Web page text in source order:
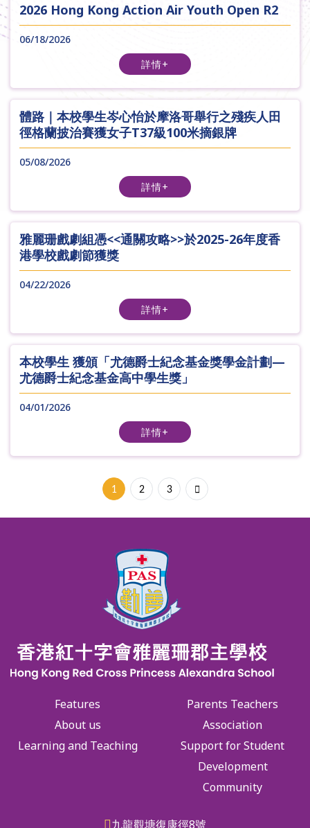
2026 Hong Kong Action Air Youth Open R2
06/18/2026
詳情+
體路｜本校學生岑心怡於摩洛哥舉行之殘疾人田
徑格蘭披治賽獲女子T37級100米摘銀牌
05/08/2026
詳情+
雅麗珊戲劇組憑<<通關攻略>>於2025-26年度香
港學校戲劇節獲獎
04/22/2026
詳情+
本校學生 獲頒「尤德爵士紀念基金獎學金計劃—
尤德爵士紀念基金高中學生獎」
04/01/2026
詳情+
1 2 3
Features
About us
Learning and Teaching
Parents Teachers
Association
Support for Student
Development
Community
九龍觀塘復康徑8號